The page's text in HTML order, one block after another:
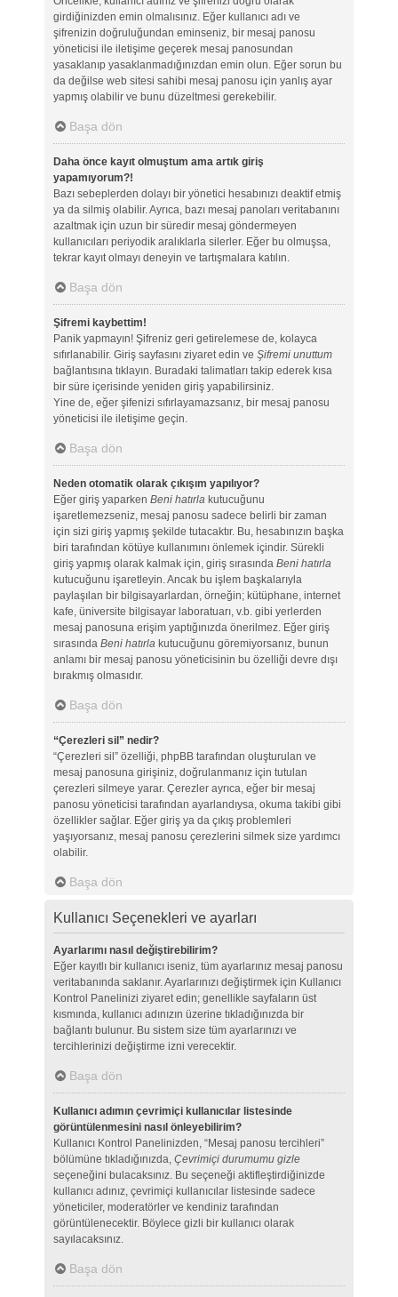
girdiğinizden emin olmalısınız. Eğer kullanıcı adı ve
şifrenizin doğruluğundan eminseniz, bir mesaj panosu
yöneticisi ile iletişime geçerek mesaj panosundan
yasaklanıp yasaklanmadığınızdan emin olun. Eğer sorun bu
da değilse web sitesi sahibi mesaj panosu için yanlış ayar
yapmış olabilir ve bunu düzeltmesi gerekebilir.
Başa dön
Daha önce kayıt olmuştum ama artık giriş
yapamıyorum?!
Bazı sebeplerden dolayı bir yönetici hesabınızı deaktif etmiş
ya da silmiş olabilir. Ayrıca, bazı mesaj panoları veritabanını
azaltmak için uzun bir süredir mesaj göndermeyen
kullanıcıları periyodik aralıklarla silerler. Eğer bu olmuşsa,
tekrar kayıt olmayı deneyin ve tartışmalara katılın.
Başa dön
Şifremi kaybettim!
Panik yapmayın! Şifreniz geri getirelemese de, kolayca
sıfırlanabilir. Giriş sayfasını ziyaret edin ve Şifremi unuttum
bağlantısına tıklayın. Buradaki talimatları takip ederek kısa
bir süre içerisinde yeniden giriş yapabilirsiniz.
Yine de, eğer şifenizi sıfırlayamazsanız, bir mesaj panosu
yöneticisi ile iletişime geçin.
Başa dön
Neden otomatik olarak çıkışım yapılıyor?
Eğer giriş yaparken Beni hatırlakutucuğunu
işaretlemezseniz, mesaj panosu sadece belirli bir zaman
için sizi giriş yapmış şekilde tutacaktır. Bu, hesabınızın başka
biri tarafından kötüye kullanımını önlemek içindir. Sürekli
giriş yapmış olarak kalmak için, giriş sırasında Beni hatırla
kutucuğunu işaretleyin. Ancak bu işlem başkalarıyla
paylaşılan bir bilgisayarlardan, örneğin; kütüphane, internet
kafe, üniversite bilgisayar laboratuarı, v.b. gibi yerlerden
mesaj panosuna erişim yaptığınızda önerilmez. Eğer giriş
sırasında Beni hatırlakutucuğunu göremiyorsanız, bunun
anlamı bir mesaj panosu yöneticisinin bu özelliği devre dışı
bırakmış olmasıdır.
Başa dön
“Çerezleri sil” nedir?
“Çerezleri sil” özelliği, phpBB tarafından oluşturulan ve
mesaj panosuna girişiniz, doğrulanmanız için tutulan
çerezleri silmeye yarar. Çerezler ayrıca, eğer bir mesaj
panosu yöneticisi tarafından ayarlandıysa, okuma takibi gibi
özellikler sağlar. Eğer giriş ya da çıkış problemleri
yaşıyorsanız, mesaj panosu çerezlerini silmek size yardımcı
olabilir.
Başa dön
Kullanıcı Seçenekleri ve ayarları
Ayarlarımı nasıl değiştirebilirim?
Eğer kayıtlı bir kullanıcı iseniz, tüm ayarlarınız mesaj panosu
veritabanında saklanır. Ayarlarınızı değiştirmek için Kullanıcı
Kontrol Panelinizi ziyaret edin; genellikle sayfaların üst
kısmında, kullanıcı adınızın üzerine tıkladığınızda bir
bağlantı bulunur. Bu sistem size tüm ayarlarınızı ve
tercihlerinizi değiştirme izni verecektir.
Başa dön
Kullanıcı adımın çevrimiçi kullanıcılar listesinde
görüntülenmesini nasıl önleyebilirim?
Kullanıcı Kontrol Panelinizden, “Mesaj panosu tercihleri”
bölümüne tıkladığınızda, Çevrimiçi durumumu gizle
seçeneğini bulacaksınız. Bu seçeneği aktifleştirdiğinizde
kullanıcı adınız, çevrimiçi kullanıcılar listesinde sadece
yöneticiler, moderatörler ve kendiniz tarafından
görüntülenecektir. Böylece gizli bir kullanıcı olarak
sayılacaksınız.
Başa dön